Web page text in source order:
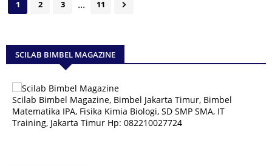
1 2 3 ... 11
SCILAB BIMBEL MAGAZINE
Scilab Bimbel Magazine, Bimbel Jakarta Timur, Bimbel
Matematika IPA, Fisika Kimia Biologi, SD SMP SMA, IT
Training, Jakarta Timur Hp: 082210027724